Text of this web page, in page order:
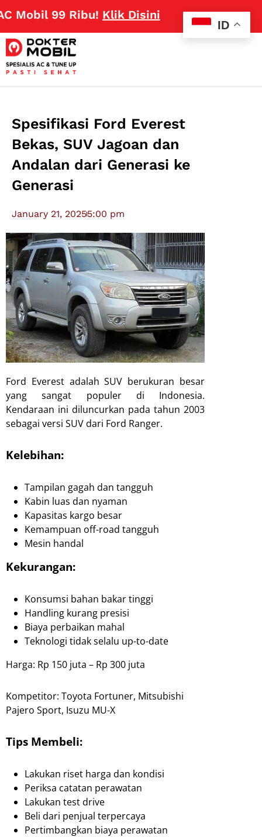
99 Ribu! Klik Disini
Spesifikasi Ford Everest
Bekas, SUV Jagoan dan
Andalan dari Generasi ke
Generasi
January 21, 20255:00 pm
Ford Everest adalah SUV berukuran besar
yang sangat populer di Indonesia.
Kendaraan ini diluncurkan pada tahun 2003
sebagai versi SUV dari Ford Ranger.
Kelebihan:
Tampilan gagah dan tangguh
Kabin luas dan nyaman
Kapasitas kargo besar
Kemampuan off-road tangguh
Mesin handal
Kekurangan:
Konsumsi bahan bakar tinggi
Handling kurang presisi
Biaya perbaikan mahal
Teknologi tidak selalu up-to-date
Harga: Rp 150 juta – Rp 300 juta
Kompetitor: Toyota Fortuner, Mitsubishi
Pajero Sport, Isuzu MU-X
Tips Membeli:
Lakukan riset harga dan kondisi
Periksa catatan perawatan
Lakukan test drive
Beli dari penjual terpercaya
Pertimbangkan biaya perawatan
ID